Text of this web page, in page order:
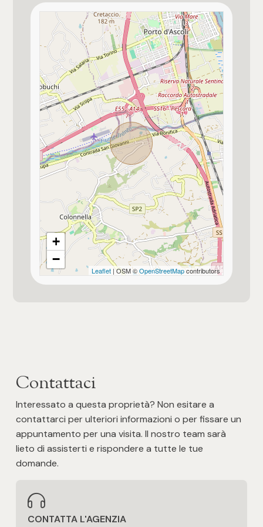
a Norma
Impianto Elettrico
A norma
Qualità e pregio dell'immobile
★★★★
Finiture interne
★★★★
Qualità contesto
★★★★
Altri immobili disponibili nel fabbricato
+
−
Leaflet| OSM ©OpenStreetMapcontributors
Contattaci
Interessato a questa proprietà? Non esitare a
contattarci per ulteriori informazioni o per fissare un
appuntamento per una visita. Il nostro team sarà
lieto di assisterti e rispondere a tutte le tue
domande.
CONTATTA L'AGENZIA
Camere
Qualsiasi
5+
Altre
opzioni
-
Giardino